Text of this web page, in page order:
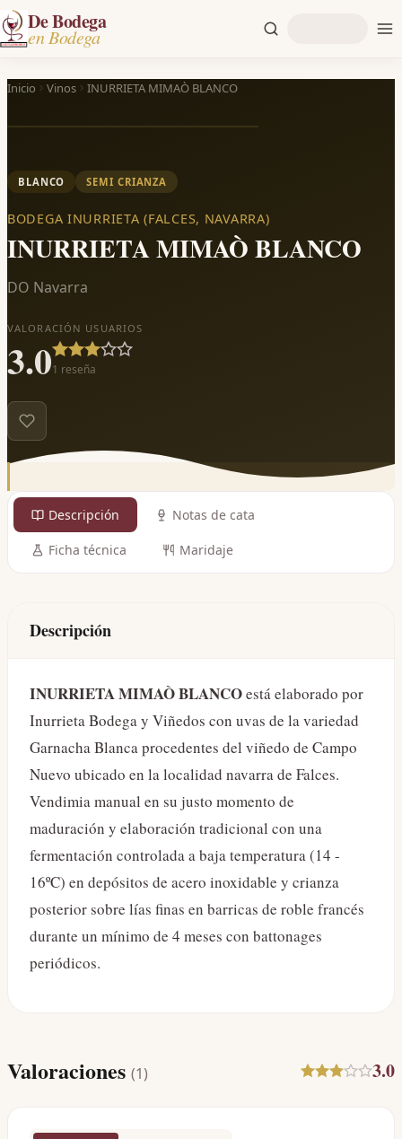
De Bodega
en Bodega
Inicio Vinos INURRIETA MIMAÒ BLANCO
BLANCO SEMI CRIANZA
BODEGA INURRIETA (FALCES, NAVARRA)
INURRIETA MIMAÒ BLANCO
DO Navarra
VALORACIÓN USUARIOS
3.01 reseña
Descripción Notas de cata
Ficha técnica Maridaje
Descripción
INURRIETA MIMAÒ BLANCOestá elaborado por
Inurrieta Bodega y Viñedos con uvas de la variedad
Garnacha Blanca procedentes del viñedo de Campo
Nuevo ubicado en la localidad navarra de Falces.
Vendimia manual en su justo momento de
maduración y elaboración tradicional con una
fermentación controlada a baja temperatura (14 -
16ºC) en depósitos de acero inoxidable y crianza
posterior sobre lías finas en barricas de roble francés
durante un mínimo de 4 meses con battonages
periódicos.
Valoraciones (1) 3.0